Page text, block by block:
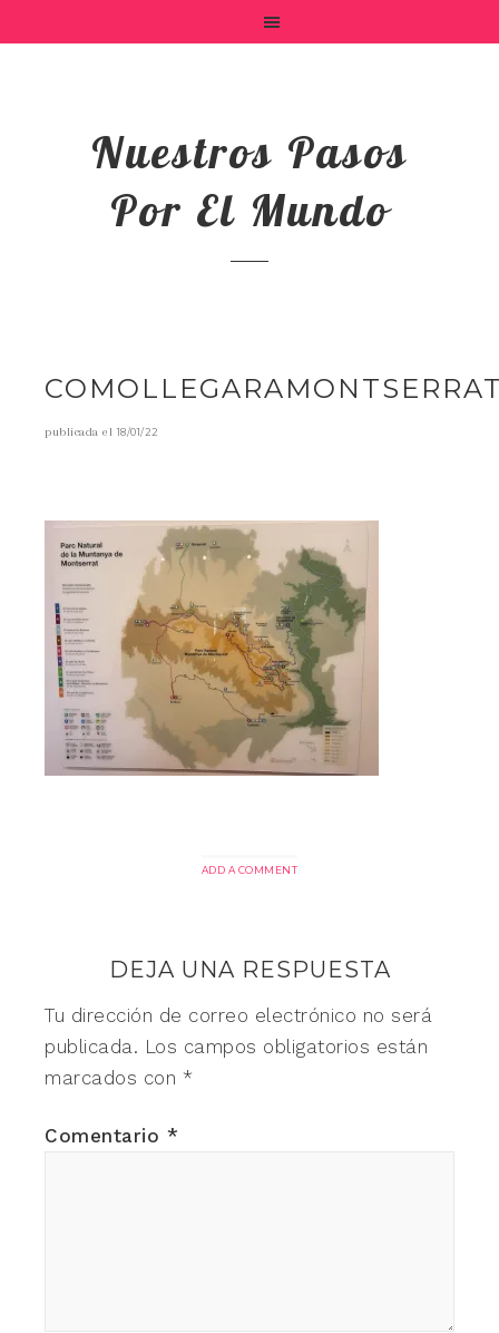
Nuestros Pasos
Por El Mundo
publicada el18/01/22
ADD A COMMENT
DEJA UNA RESPUESTA
Tu dirección de correo electrónico no será
publicada. Los campos obligatorios están
marcados con *
Comentario *